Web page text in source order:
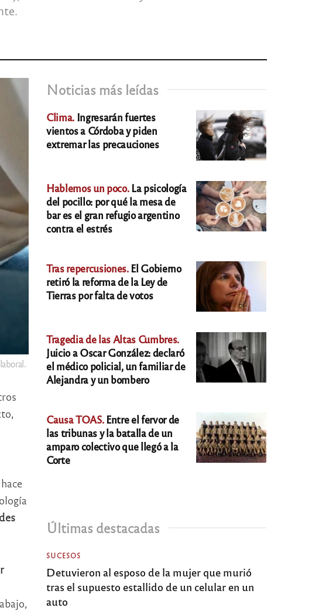
Noticias más leídas
Clima. Ingresarán fuertes
vientos a Córdoba y piden
extremar las precauciones
Hablemos un poco.La psicología
del pocillo: por qué la mesa de
bar es el gran refugio argentino
contra el estrés
Tras repercusiones.El Gobierno
retiró la reforma de la Ley de
Tierras por falta de votos
Tragedia de las Altas Cumbres.
Juicio a Oscar González: declaró
el médico policial, un familiar de
Alejandra y un bombero
Causa TOAS.Entre el fervor de
las tribunas y la batalla de un
amparo colectivo que llegó a la
Corte
Últimas destacadas
SUCESOS
Detuvieron al esposo de la mujer que murió
tras el supuesto estallido de un celular en un
auto